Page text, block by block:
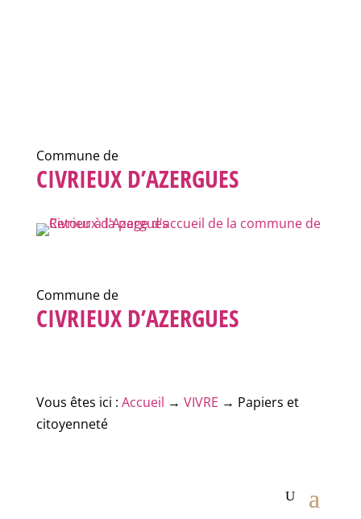
Commune de
CIVRIEUX D’AZERGUES
Commune de
CIVRIEUX D’AZERGUES
Vous êtes ici : Accueil → VIVRE → Papiers et
citoyenneté